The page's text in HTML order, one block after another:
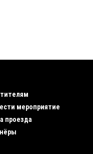
мероприятие
проезда